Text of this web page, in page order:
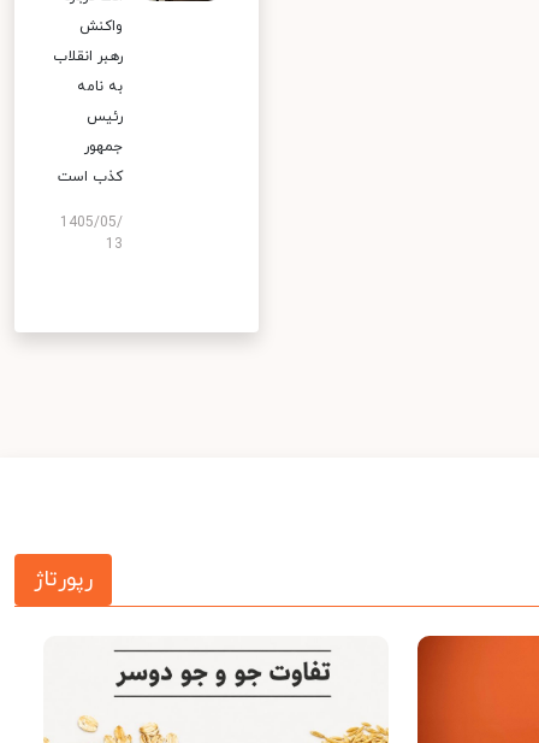
واکنش
رهبر انقلاب
به نامه
رئیس
جمهور
کذب است
1405/05/
13
رپورتاژ